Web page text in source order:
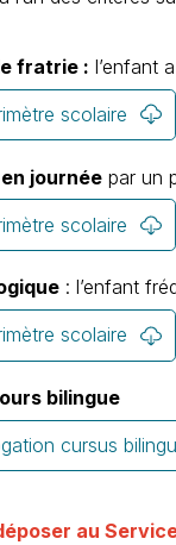
fratrie : l’enfant
scolaire
journée par un
scolaire
: l’enfant
scolaire
bilingue
cursus
au